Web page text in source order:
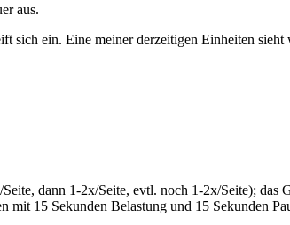
aus.
sich ein. Eine meiner derzeitigen Einheiten sieht
dann 1-2x/Seite, evtl. noch 1-2x/Seite); das
15 Sekunden Belastung und 15 Sekunden